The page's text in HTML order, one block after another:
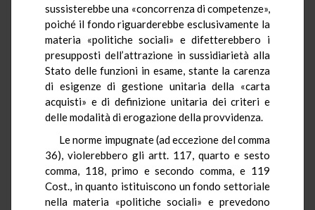
sussisterebbe una «concorrenza di competenze»,
poiché il fondo riguarderebbe esclusivamente la
materia «politiche sociali» e difetterebbero i
presupposti dell’attrazione in sussidiarietà alla
Stato delle funzioni in esame, stante la carenza
di esigenze di gestione unitaria della «carta
acquisti» e di definizione unitaria dei criteri e
delle modalità di erogazione della provvidenza.
Le norme impugnate (ad eccezione del comma
36), violerebbero gli artt. 117, quarto e sesto
comma, 118, primo e secondo comma, e 119
Cost., in quanto istituiscono un fondo settoriale
nella materia «politiche sociali» e prevedono